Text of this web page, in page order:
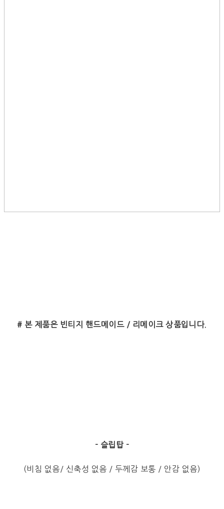
# 본 제품은 빈티지 핸드메이드 / 리메이크 상품입니다.
- 슬립탑 -
(비침 없음/ 신축성 없음 / 두께감 보통 / 안감 없음)